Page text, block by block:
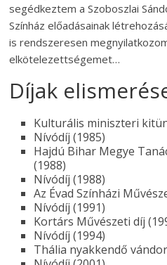
segédkeztem a Szoboszlai
Színház előadásainak
is rendszeresen
elkötelezettségemet…
Díjak
Kulturális miniszteri
Nívódíj (1985)
Hajdú Bihar Megye
(1988)
Nívódíj (1988)
Az Évad Színházi
Nívódíj (1991)
Kortárs Művészeti díj
Nívódíj (1994)
Thália nyakkendő